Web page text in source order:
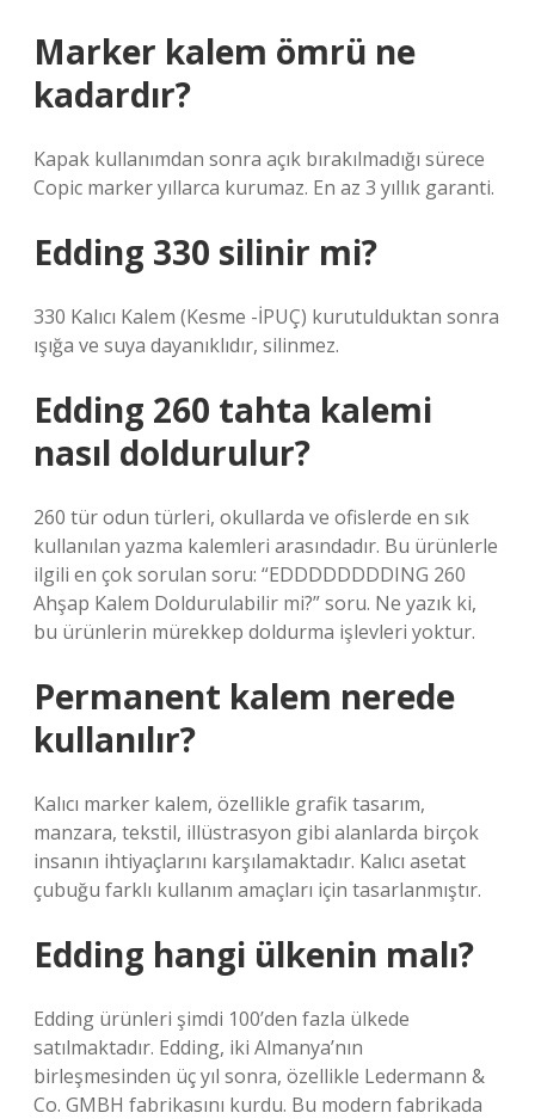
Marker kalem ömrü ne
kadardır?
Kapak kullanımdan sonra açık bırakılmadığı sürece
Copic marker yıllarca kurumaz. En az 3 yıllık garanti.
Edding 330 silinir mi?
330 Kalıcı Kalem (Kesme -İPUÇ) kurutulduktan sonra
ışığa ve suya dayanıklıdır, silinmez.
Edding 260 tahta kalemi
nasıl doldurulur?
260 tür odun türleri, okullarda ve ofislerde en sık
kullanılan yazma kalemleri arasındadır. Bu ürünlerle
ilgili en çok sorulan soru: “EDDDDDDDDING 260
Ahşap Kalem Doldurulabilir mi?” soru. Ne yazık ki,
bu ürünlerin mürekkep doldurma işlevleri yoktur.
Permanent kalem nerede
kullanılır?
Kalıcı marker kalem, özellikle grafik tasarım,
manzara, tekstil, illüstrasyon gibi alanlarda birçok
insanın ihtiyaçlarını karşılamaktadır. Kalıcı asetat
çubuğu farklı kullanım amaçları için tasarlanmıştır.
Edding hangi ülkenin malı?
Edding ürünleri şimdi 100’den fazla ülkede
satılmaktadır. Edding, iki Almanya’nın
birleşmesinden üç yıl sonra, özellikle Ledermann &
Co. GMBH fabrikasını kurdu. Bu modern fabrikada